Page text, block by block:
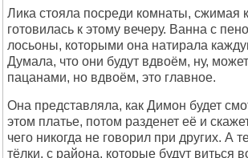
Лика стояла посреди комнаты, сжимая
готовилась к этому вечеру. Ванна с
лосьоны, которыми она натирала
Думала, что они будут вдвоём, ну,
пацанами, но вдвоём, это главное.
Она представляла, как Димон будет
этом платье, потом разденет её и
чего никогда не говорил при других. А
тёлки, с района, которые будут виться